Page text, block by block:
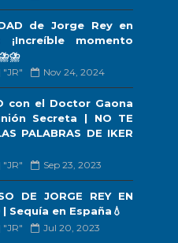
de Jorge Rey en
¡Increíble momento
"JR" Nov 24, 2024
con el Doctor Gaona
Secreta | NO TE
PALABRAS DE IKER
"JR" Sep 23, 2023
DE JORGE REY EN
Sequía en España💧
"JR" Jul 20, 2023